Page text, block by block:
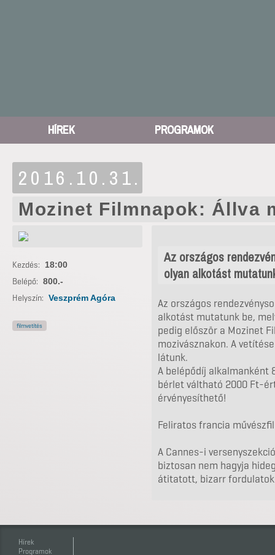
HÍREK PROGRAMOK
2016.10.31.
Mozinet Filmnapok: Állva
Az országos
olyan alkotást
Az országos
alkotást mutatunk be,
pedig először a Mozinet
mozivásznakon. A
látunk.
A belépődíj alkalmanként
bérlet váltható 2000 Ft-
érvényesíthető!
Feliratos francia
A Cannes-i
biztosan nem hagyja
átitatott, bizarr
Kezdés: 18:00
Belépő: 800.-
Helyszín: Veszprém Agóra
filmvetítés
Hírek
Programok